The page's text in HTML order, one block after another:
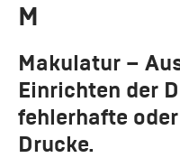
M
Makulatur –
Einrichten der
fehlerhafte
Drucke.